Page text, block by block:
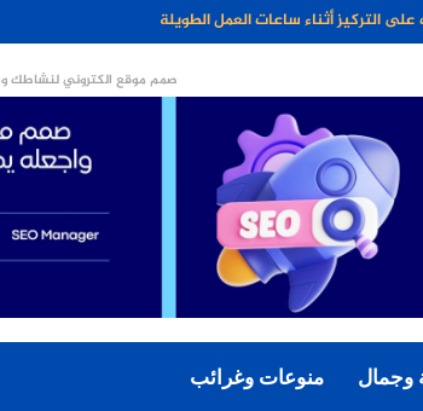
من أسلوب الحياة الحديثة؟
صمم موقع الكتروني لنشاطك
وجمال منوعات وغرائب